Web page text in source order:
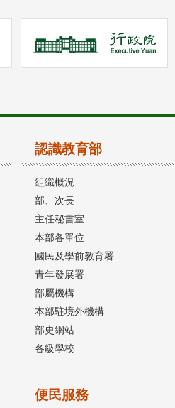
認識教育部
組織概況
部、次長
主任秘書室
本部各單位
國民及學前教育署
青年發展署
部屬機構
本部駐境外機構
部史網站
各級學校
便民服務